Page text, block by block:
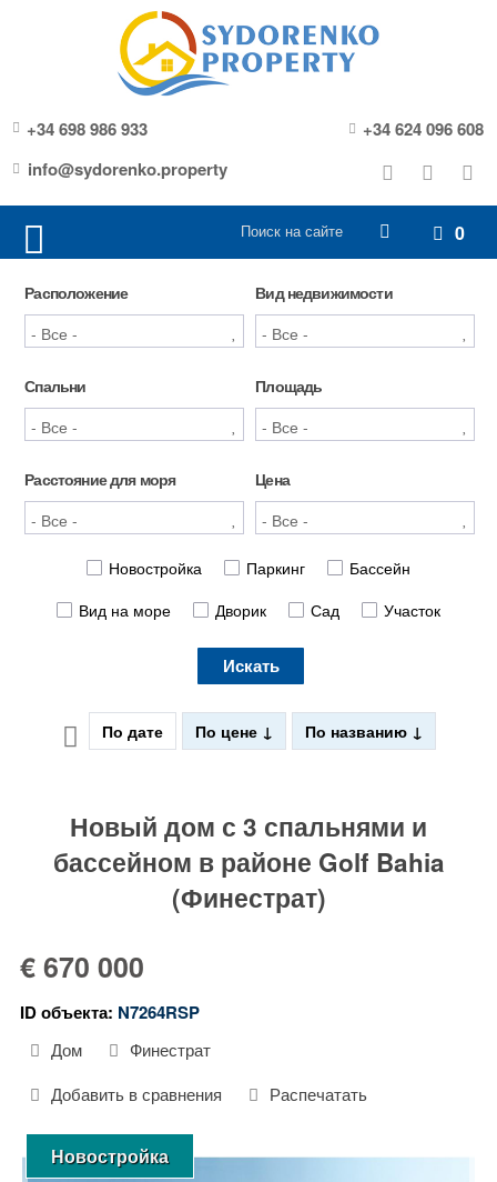
+34 698 986 933
+34 624 096 608
info@sydorenko.property
0
Расположение Вид недвижимости
Спальни Площадь
Расстояние для моря Цена
Новостройка Паркинг
Бассейн
Вид на море
Дворик Сад Участок
Искать
По дате По цене По названию
Новый дом с 3 спальнями и
бассейном в районе Golf Bahia
(Финестрат)
€ 670 000
ID объекта: N7264RSP
Дом
Финестрат
Добавить в сравнения
Распечатать
Новостройка